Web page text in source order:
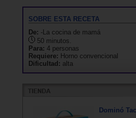
SOBRE ESTA RECETA
De: -La cocina de mamá
50 minutos.
Para: 4 personas
Requiere: Horno convencional
Dificultad: alta
Dominó